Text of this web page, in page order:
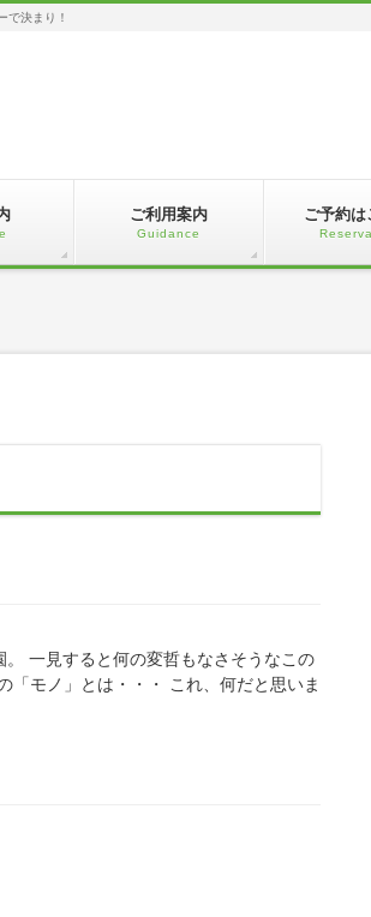
で決まり！
ご利用案内
Guidance
ご予約は
一見すると何の変哲もなさそうなこの
「モノ」とは・・・ これ、何だと思いま